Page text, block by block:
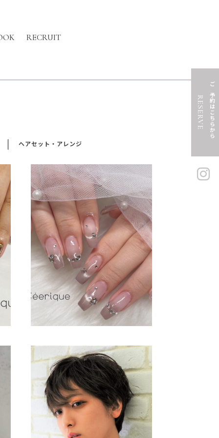
RECRUIT
ご予約はこちらから
RESERVE
ヘアセット・アレンジ